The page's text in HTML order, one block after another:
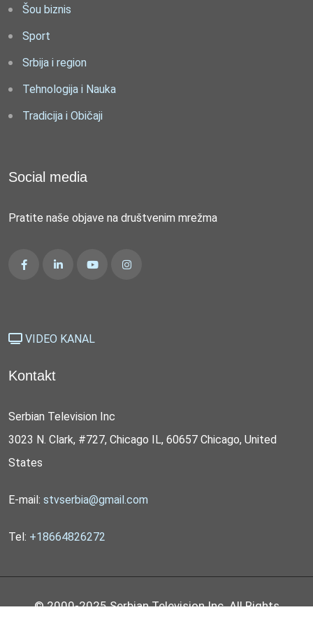
Šou biznis
Sport
Srbija i region
Tehnologija i Nauka
Tradicija i Običaji
Social media
Pratite naše objave na društvenim mrežma
VIDEO KANAL
Kontakt
Serbian Television Inc
3023 N. Clark, #727, Chicago IL, 60657 Chicago, United
States
E-mail: stvserbia@gmail.com
Tel: +18664826272
© 2000-2025 Serbian Television Inc. All Rights